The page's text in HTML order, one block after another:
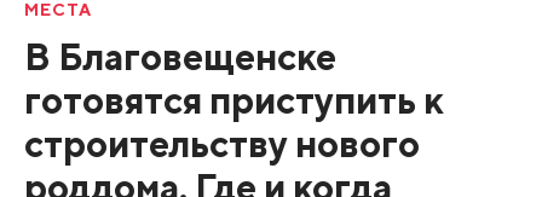
МЕСТА
В Благовещенске
готовятся приступить к
строительству нового
роддома. Где и когда